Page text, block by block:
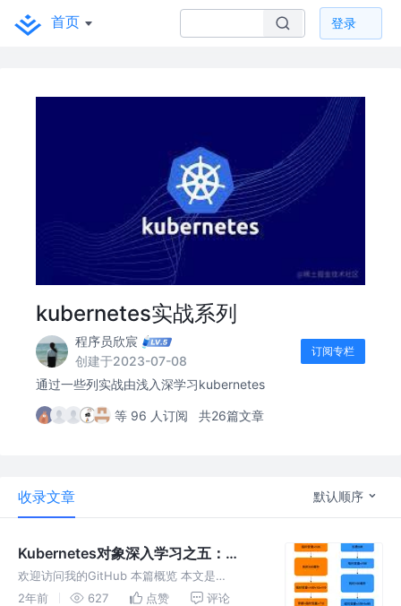
首页 登录
kubernetes实战系列
程序员欣宸
创建于2023-07-08
订阅专栏
通过一些列实战由浅入深学习kubernetes
等 96 人订阅 共26篇文章
收录文章 默认顺序
Kubernetes对象深入学习之五：
TypeMeta无效之谜
欢迎访问我的GitHub 本篇概览 本文是
《Kubernetes对象深入学习之五》系列的第五
2年前 627 点赞 评论